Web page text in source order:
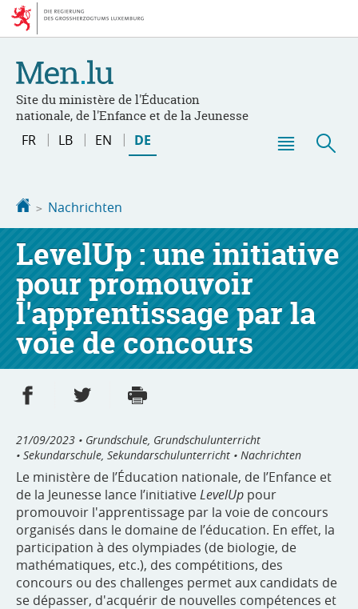
Zur
Navigation
Zum
Inhalt
Site du ministère de l'Éducation
nationale, de l'Enfance et de la Jeunesse
Changer
FR LB EN DE
Startseite
Nachrichten
LevelUp : une initiative
pour promouvoir
l'apprentissage par la
voie de concours
Partager sur Facebook
Partager sur Twitter
21/09/2023 • Grundschule, Grundschulunterricht
• Sekundarschule, Sekundarschulunterricht • Nachrichten
Le ministère de l’Éducation nationale, de l’Enfance et
de la Jeunesse lance l’initiativeLevelUp pour
promouvoir l'apprentissage par la voie de concours
organisés dans le domaine de l’éducation. En effet, la
participation à des olympiades (de biologie, de
mathématiques, etc.), des compétitions, des
concours ou des challenges permet aux candidats de
se dépasser, d'acquérir de nouvelles compétences et